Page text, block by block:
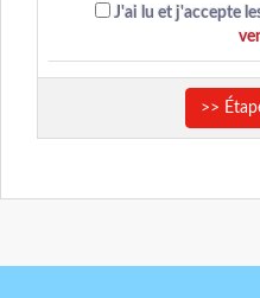
J'ai lu et j'accepte
>>